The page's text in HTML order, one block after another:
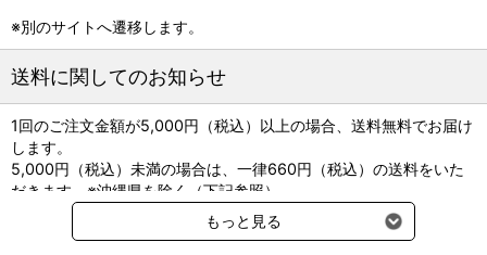
※別のサイトへ遷移します。
送料に関してのお知らせ
1回のご注文金額が5,000円（税込）以上の場合、送料無料でお届け
します。
5,000円（税込）未満の場合は、一律660円（税込）の送料をいた
だきます。※沖縄県を除く（下記参照）
※2017年11月14日（火）より沖縄県へのお届けにつきましては、1
回のご注文金額（税込）が、30,000円以上で配送無料となります。
もっと見る